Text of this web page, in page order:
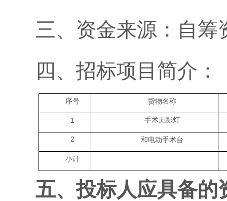
三、资金来源：自筹
四、招标项目简介：
序号 货物名称
1 手术无影灯
2 和电动手术台
小计
五、投标人应具备的